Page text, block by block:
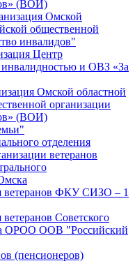
(ВОИ)
Омской
общественной
инвалидов"
Центр
и ОВЗ «За
Омской областной
организации
(ВОИ)
отделения
ветеранов
ветеранов ФКУ СИЗО – 1
Советского
ОРОО ООВ "Российский
(пенсионеров)